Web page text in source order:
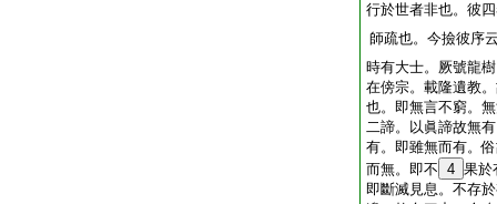
行於世者非也。彼
師疏也。今撿彼序
時有大士。厥號龍
在傍宗。載隆遺教
也。即無言不窮。
二諦。以眞諦故無
有。即雖無而有。
而無。即不 4 果於
即斷滅見息。不存